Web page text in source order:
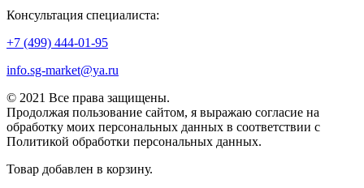
Консультация специалиста:
+7 (499) 444-01-95
info.sg-market@ya.ru
© 2021 Все права защищены.
Продолжая пользование сайтом, я выражаю согласие на
обработку моих персональных данных в соответствии с
Политикой обработки персональных данных.
Товар добавлен в корзину.